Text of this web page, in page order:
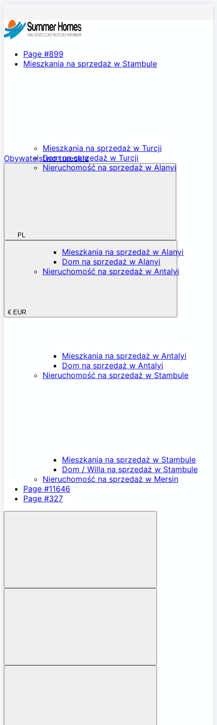
Obywatelstwo tureckie
PL
€ EUR
Page #899
Mieszkania na sprzedaż w Stambule
Mieszkania na sprzedaż w Turcji
Dom na sprzedaż w Turcji
Nieruchomość na sprzedaż w Alanyi
Mieszkania na sprzedaż w Alanyi
Dom na sprzedaż w Alanyi
Nieruchomość na sprzedaż w Antalyi
Mieszkania na sprzedaż w Antalyi
Dom na sprzedaż w Antalyi
Nieruchomość na sprzedaż w Stambule
Mieszkania na sprzedaż w Stambule
Dom / Willa na sprzedaż w Stambule
Nieruchomość na sprzedaż w Mersin
Page #11646
Page #327